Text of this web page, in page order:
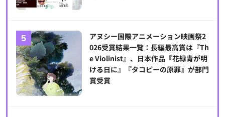
アヌシー国際アニメーション映画祭2
026受賞結果一覧：長編最高賞は『Th
e Violinist』、日本作品『花緑青が明
ける日に』『タコピーの原罪』が部門
賞受賞